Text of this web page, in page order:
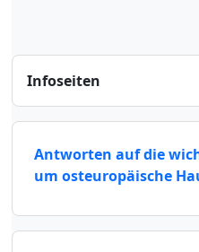
Infoseiten
Antworten auf die
um osteuropäische